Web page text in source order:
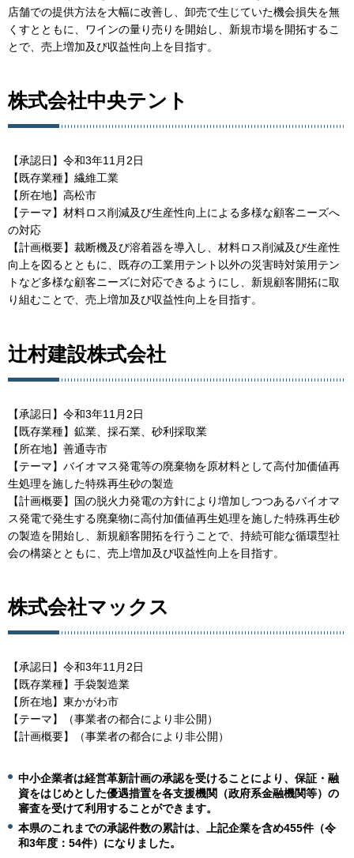
店舗での提供方法を大幅に改善し、卸売で生じていた機会損失を無
くすとともに、ワインの量り売りを開始し、新規市場を開拓するこ
とで、売上増加及び収益性向上を目指す。
株式会社中央テント
【承認日】令和3年11月2日
【既存業種】繊維工業
【所在地】高松市
【テーマ】材料ロス削減及び生産性向上による多様な顧客ニーズへ
の対応
【計画概要】裁断機及び溶着器を導入し、材料ロス削減及び生産性
向上を図るとともに、既存の工業用テント以外の災害時対策用テン
トなど多様な顧客ニーズに対応できるようにし、新規顧客開拓に取
り組むことで、売上増加及び収益性向上を目指す。
辻村建設株式会社
【承認日】令和3年11月2日
【既存業種】鉱業、採石業、砂利採取業
【所在地】善通寺市
【テーマ】バイオマス発電等の廃棄物を原材料として高付加価値再
生処理を施した特殊再生砂の製造
【計画概要】国の脱火力発電の方針により増加しつつあるバイオマ
ス発電で発生する廃棄物に高付加価値再生処理を施した特殊再生砂
の製造を開始し、新規顧客開拓を行うことで、持続可能な循環型社
会の構築とともに、売上増加及び収益性向上を目指す。
株式会社マックス
【承認日】令和3年11月2日
【既存業種】手袋製造業
【所在地】東かがわ市
【テーマ】（事業者の都合により非公開）
【計画概要】（事業者の都合により非公開）
中小企業者は経営革新計画の承認を受けることにより、保証・融
資をはじめとした優遇措置を各支援機関（政府系金融機関等）の
審査を受けて利用することができます。
本県のこれまでの承認件数の累計は、上記企業を含め455件（令
和3年度：54件）になりました。